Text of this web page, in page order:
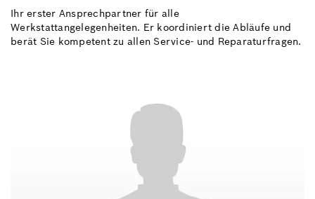
Ihr erster Ansprechpartner für alle
Werkstattangelegenheiten. Er koordiniert die Abläufe und
berät Sie kompetent zu allen Service- und Reparaturfragen.